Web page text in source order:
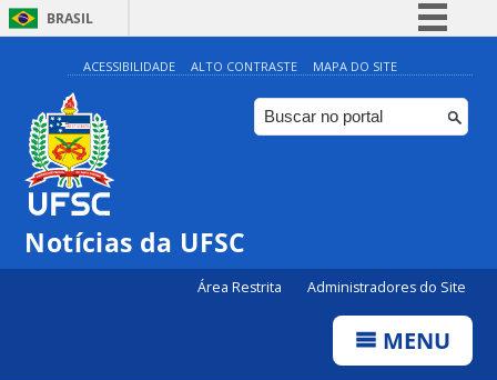
BRASIL
Simplifique!
Comunica BR
Participe
ACESSIBILIDADE ALTO CONTRASTE MAPA DO SITE
Notícias da UFSC
Área Restrita Administradores do Site
MENU